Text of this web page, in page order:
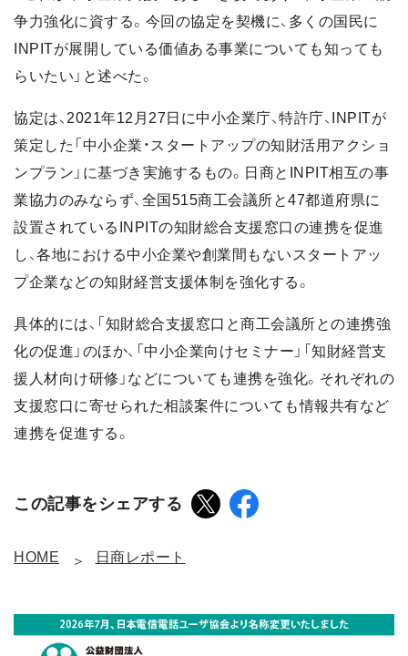
争力強化に資する。今回の協定を契機に、多くの国民に
INPITが展開している価値ある事業についても知っても
らいたい」と述べた。
協定は、2021年12月27日に中小企業庁、特許庁、INPITが
策定した「中小企業・スタートアップの知財活用アクショ
ンプラン」に基づき実施するもの。日商とINPIT相互の事
業協力のみならず、全国515商工会議所と47都道府県に
設置されているINPITの知財総合支援窓口の連携を促進
し、各地における中小企業や創業間もないスタートアッ
プ企業などの知財経営支援体制を強化する。
具体的には、「知財総合支援窓口と商工会議所との連携強
化の促進」のほか、「中小企業向けセミナー」「知財経営支
援人材向け研修」などについても連携を強化。それぞれの
支援窓口に寄せられた相談案件についても情報共有など
連携を促進する。
この記事をシェアする
HOME 日商レポート